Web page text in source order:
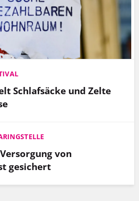
Schlafsäcke und Zelte
von
gesichert